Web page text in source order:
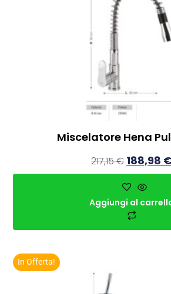
Miscelatore Hena
217,15€ 188,98
Aggiungi al
In Offerta!